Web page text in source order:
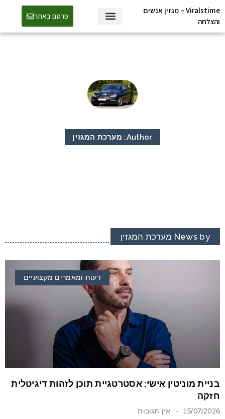
Viralstime – מגזין אנשים
והצלחה
פרסם באתר
Author: מערכת המגזין
News by מערכת המגזין
דעות ומאמרים מקצועיים
בניית מוניטין אישי: אסטרטגיית תוכן לזהות דיגיטלית
חזקה
15/07/2026 אין תגובות